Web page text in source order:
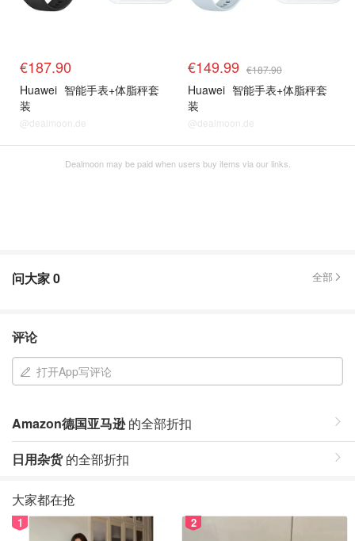
€187.90
Huawei 智能手表+体脂秤套
装
@dealmoon.de
€149.99 €187.90
Huawei 智能手表+体脂秤套
装
@dealmoon.de
Dealmoon may be paid when users buy items via our links.
问大家0 全部
评论
打开App写评论
Amazon德国亚马逊的全部折扣
日用杂货的全部折扣
大家都在抢
1 2